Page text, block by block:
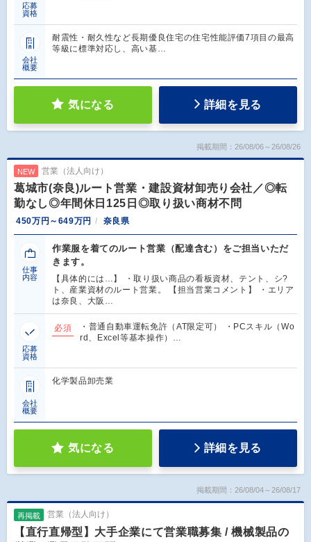
応募
資格
会社
概要
耐震性・耐久性など長期優良住宅の住宅性能評価7項目の最高
等級に標準対応し、高い基…
気になる 詳細を見る
掲載期間：26/08/06～26/08/26
NEW 営業（法人向け）
葛城市(奈良)ルート営業・建設資材卸売り会社／◎転
勤なし◎年間休日125日◎取り扱い商材不問
450万円～649万円 奈良県
仕事
内容
作業服を着てのルート営業（配達含む）をご担当いただ
きます。
【具体的には…】 ・取り扱い商品の看板資材、テント、シ?
ト、産業資材のルート営業。 【担当営業コメント】 ・エリア
は奈良、大阪…
応募
資格
必須
・普通自動車運転免許（AT限定可） ・PCスキル（Wo
rd、Excel等基本操作）…
会社
概要
化学製品卸売業
気になる 詳細を見る
掲載期間：26/08/04～26/08/17
再掲載 営業（法人向け）
【直行直帰型】大手企業にて営業職募集 / 機械製品の